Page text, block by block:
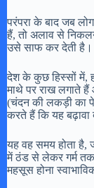
परंपरा के बाद जब
हैं, तो अलाव से निकलने
उसे साफ कर देती है।
देश के कुछ हिस्सों में,
माथे पर राख लगाते
(चंदन की लकड़ी का
करते हैं कि यह बढ़ावा
यह वह समय होता है,
में ठंड से लेकर गर्म
महसूस होना